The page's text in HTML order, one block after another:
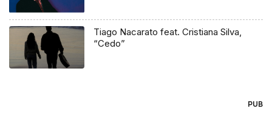
Tiago Nacarato feat. Cristiana Silva,
“Cedo”
PUB